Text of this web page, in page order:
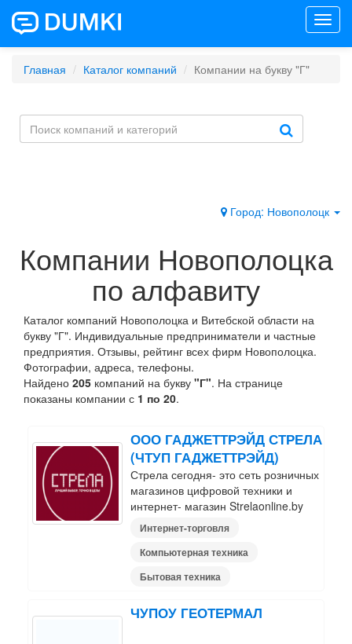
Главная Каталог компаний Компании на букву "Г"
Город: Новополоцк
Компании Новополоцка
по алфавиту
Каталог компаний Новополоцка и Витебской области на
букву "Г". Индивидуальные предприниматели и частные
предприятия. Отзывы, рейтинг всех фирм Новополоцка.
Фотографии, адреса, телефоны.
Найдено 205 компаний на букву "Г". На странице
показаны компании с 1 по 20.
ООО ГАДЖЕТТРЭЙД СТРЕЛА
(ЧТУП ГАДЖЕТТРЭЙД)
Стрела сегодня- это сеть розничных
магазинов цифровой техники и
интернет- магазин Strelaonline.by
Интернет-торговля
Компьютерная техника
Бытовая техника
ЧУПОУ ГЕОТЕРМАЛ